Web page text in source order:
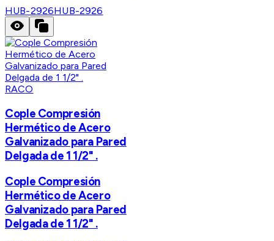
HUB-2926HUB-2926
RACO
Cople Compresión
Hermético de Acero
Galvanizado para Pared
Delgada de 1 1/2" .
Cople Compresión
Hermético de Acero
Galvanizado para Pared
Delgada de 1 1/2" .